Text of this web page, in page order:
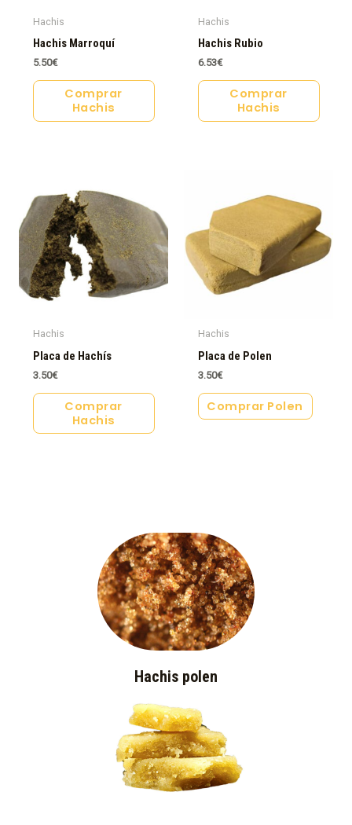
Hachis
Hachis Marroquí
5.50€
Comprar
Hachis
Hachis
Hachis Rubio
6.53€
Comprar
Hachis
Hachis
Placa de Hachís
3.50€
Comprar
Hachis
Hachis
Placa de Polen
3.50€
Comprar Polen
Hachis polen